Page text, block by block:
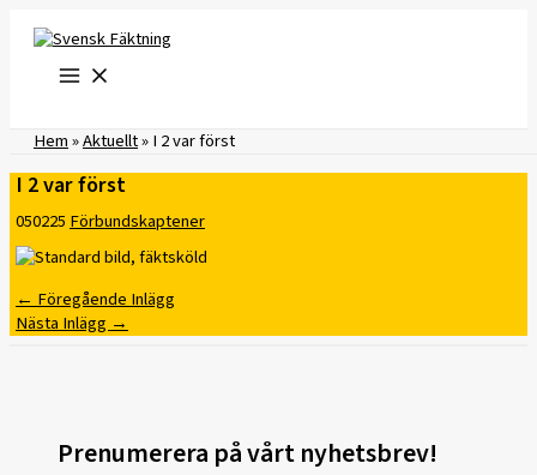
innehåll
Hem»Aktuellt»I 2 var först
I 2 var först
050225Förbundskaptener
← Föregående Inlägg
Nästa Inlägg →
Prenumerera på vårt nyhetsbrev!